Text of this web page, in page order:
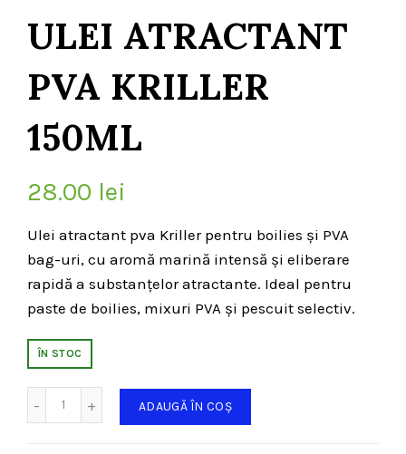
ULEI ATRACTANT
PVA KRILLER
150ML
28.00 lei
Ulei atractant pva Kriller pentru boilies și PVA
bag-uri, cu aromă marină intensă și eliberare
rapidă a substanțelor atractante. Ideal pentru
paste de boilies, mixuri PVA și pescuit selectiv.
ÎN STOC
ADAUGĂ ÎN COȘ